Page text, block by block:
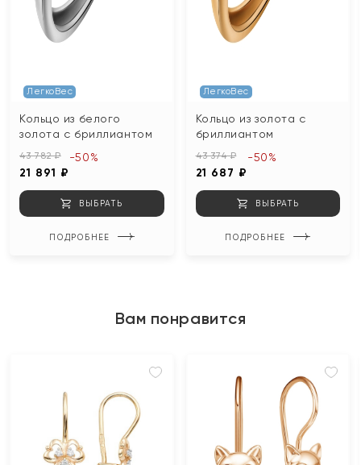
ЛегкоВес
Кольцо из белого
золота с бриллиантом
43 782 ₽
21 891 ₽
-50%
ВЫБРАТЬ
ПОДРОБНЕЕ
ЛегкоВес
Кольцо из золота с
бриллиантом
43 374 ₽
21 687 ₽
-50%
ВЫБРАТЬ
ПОДРОБНЕЕ
Вам понравится